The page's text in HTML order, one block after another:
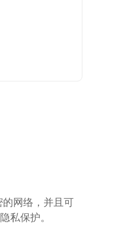
网络，并且可
私保护。